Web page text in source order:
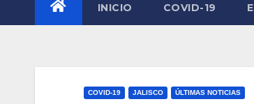
INICIO COVID-19
COVID-19 JALISCO ÚLTIMAS NOTICIAS